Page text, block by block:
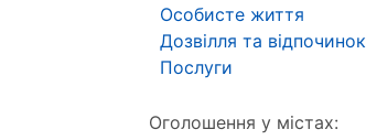
Особисте життя
Дозвілля та відпочинок
Послуги
Оголошення у містах: